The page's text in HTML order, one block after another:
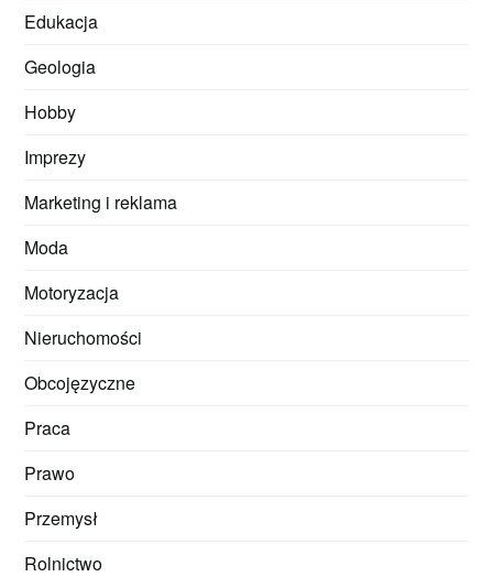
Edukacja
Geologia
Hobby
Imprezy
Marketing i reklama
Moda
Motoryzacja
Nieruchomości
Obcojęzyczne
Praca
Prawo
Przemysł
Rolnictwo